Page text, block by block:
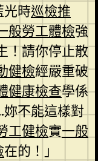
光時巡檢推
般勞工體檢強
！請你停止散
健檢經嚴重破
健康檢查學係
不能這樣對
工健檢實一般
在的！」